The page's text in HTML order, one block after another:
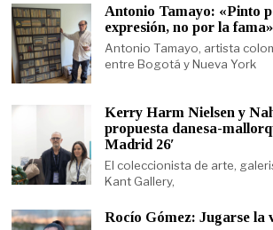
Antonio Tamayo: «Pinto
expresión, no por la fama»
Antonio Tamayo, artista
entre Bogotá y Nueva York
Kerry Harm Nielsen y
propuesta danesa-
Madrid 26′
El coleccionista de arte,
Kant Gallery,
Rocío Gómez: Jugarse la